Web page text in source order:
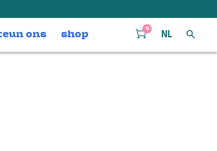
ons shop
0
NL